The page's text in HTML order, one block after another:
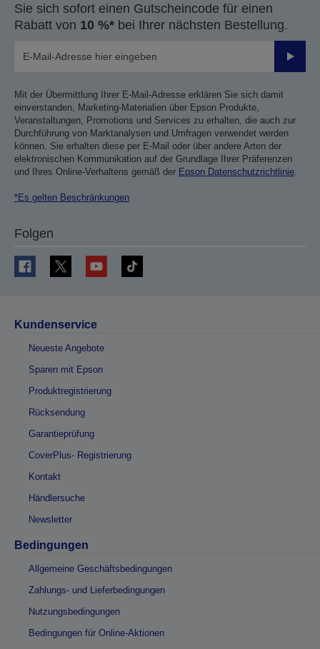
Sie sich sofort einen Gutscheincode für einen
Rabatt von 10 %* bei Ihrer nächsten Bestellung.
Mit der Übermittlung Ihrer E-Mail-Adresse erklären Sie sich damit
einverstanden, Marketing-Materialien über Epson Produkte,
Veranstaltungen, Promotions und Services zu erhalten, die auch zur
Durchführung von Marktanalysen und Umfragen verwendet werden
können. Sie erhalten diese per E-Mail oder über andere Arten der
elektronischen Kommunikation auf der Grundlage Ihrer Präferenzen
und Ihres Online-Verhaltens gemäß der Epson Datenschutzrichtlinie
*Es gelten Beschränkungen
Folgen
Kundenservice
Neueste Angebote
Sparen mit Epson
Produktregistrierung
Rücksendung
Garantieprüfung
CoverPlus- Registrierung
Kontakt
Händlersuche
Newsletter
Bedingungen
Allgemeine Geschäftsbedingungen
Zahlungs- und Lieferbedingungen
Nutzungsbedingungen
Bedingungen für Online-Aktionen